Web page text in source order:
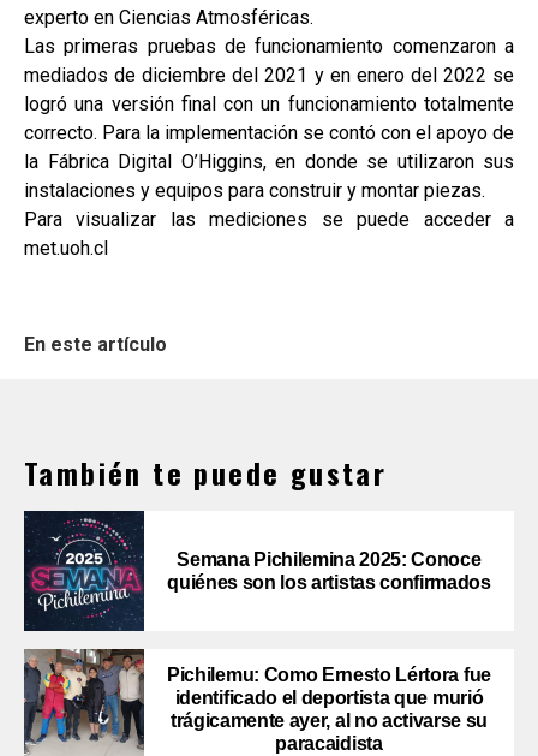
experto en Ciencias Atmosféricas.
Las primeras pruebas de funcionamiento comenzaron a
mediados de diciembre del 2021 y en enero del 2022 se
logró una versión final con un funcionamiento totalmente
correcto. Para la implementación se contó con el apoyo de
la Fábrica Digital O’Higgins, en donde se utilizaron sus
instalaciones y equipos para construir y montar piezas.
Para visualizar las mediciones se puede acceder a
met.uoh.cl
En este artículo
También te puede gustar
Semana Pichilemina 2025: Conoce
quiénes son los artistas confirmados
Pichilemu: Como Ernesto Lértora fue
identificado el deportista que murió
trágicamente ayer, al no activarse su
paracaidista